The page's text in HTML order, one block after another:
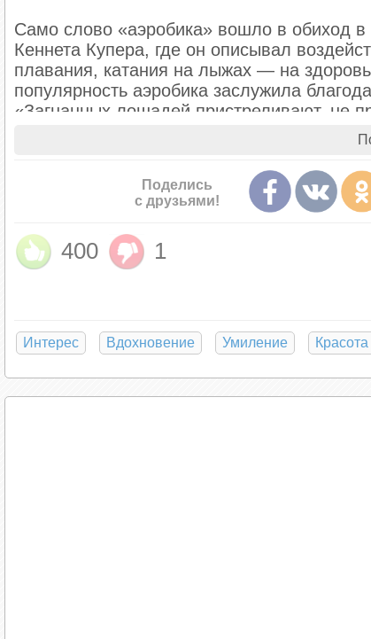
Само слово «аэробика» вошло в обиход в
Кеннета Купера, где он описывал
плавания, катания на лыжах — на
популярность аэробика заслужила
«Загнанных лошадей пристреливают, не
комплекса танцевальных упражнений,
открыла в Беверли-Хиллз свою первую
многое другое. Кстати, помимо
ведь в ней используются элементы
Поделись
с друзьями!
400 1
Интерес Вдохновение Умиление Красота